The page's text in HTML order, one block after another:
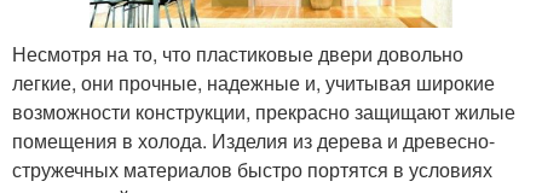
Несмотря на то, что пластиковые двери довольно
легкие, они прочные, надежные и, учитывая широкие
возможности конструкции, прекрасно защищают жилые
помещения в холода. Изделия из дерева и древесно-
стружечных материалов быстро портятся в условиях